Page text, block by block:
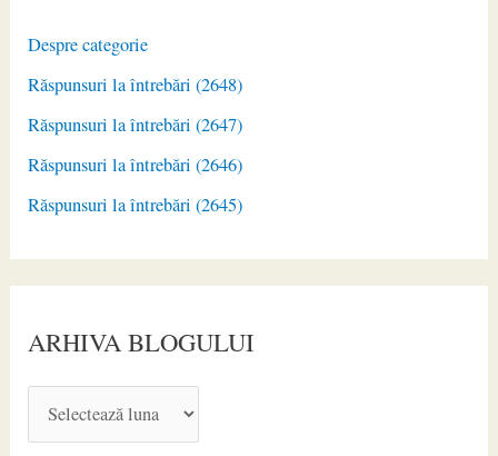
Despre categorie
Răspunsuri la întrebări (2648)
Răspunsuri la întrebări (2647)
Răspunsuri la întrebări (2646)
Răspunsuri la întrebări (2645)
ARHIVA BLOGULUI
R